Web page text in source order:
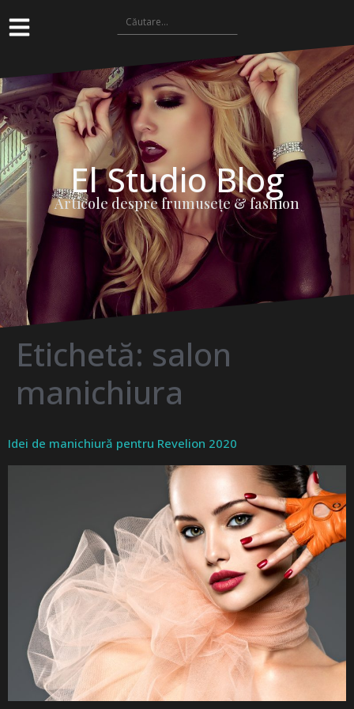
El Studio Blog
Articole despre frumuseţe & fashion
Etichetă: salon
manichiura
Idei de manichiură pentru Revelion 2020